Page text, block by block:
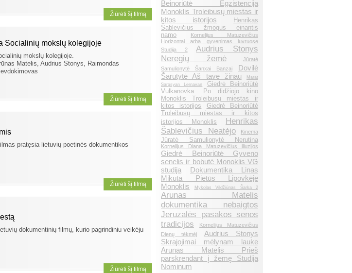
Žiūrėti šį filmą
Socialinių mokslų kolegijoje
mokslų kolegijoje.
Matelis, Audrius Stonys, Raimondas
Žiūrėti šį filmą
pratęsia lietuvių poetinės dokumentikos
Žiūrėti šį filmą
dokumentinių filmų, kurio pagrindiniu veikėju
Žiūrėti šį filmą
Beinoriūtė Egzistencija
Monoklis Troleibusų miestas ir
kitos istorijos
Henrikas
Šablevičius žmogus einantis
namo
Kornelijus Matuzevičius
Horizontai arba gyvenimas luvruose
Studija 2
Audrius Stonys
Neregių žemė
Jūratė
Samulionytė Šanxai Banzai
Dovilė
Šarutytė Aš tave žinau
Marat
Sargsyan Lernavan
Giedrė Beinoriūtė
Vulkanovka. Po didžiojo kino
Monoklis Troleibusų miestas ir
kitos istorijos
Giedrė Beinoriūtė
Troleibusų miestas ir kitos
istorijos Monoklis
Henrikas
Šablevičius Neatėjo
Kinema
Jūratė Samulionytė Nerutina
Kornelijus Diana Matuzevičius iliuzijos
Giedrė Beinoriūtė Gyveno
senelis ir bobutė Monoklis VG
studija
Dokumentika Linas
Mikuta Pietūs Lipovkėje
Monoklis
Mykolas Vildžiūnas Šarka 2
Arunas Matelis
dokumentika nebaigtos
Jeruzalės pasakos senos
tradicijos
Kornelijus Matuzevičius
Dienų tėkmėj
Audrius Stonys
Skrajojimai mėlynam lauke
Arūnas Matelis Prieš
parskrendant į žemę Studija
Nominum